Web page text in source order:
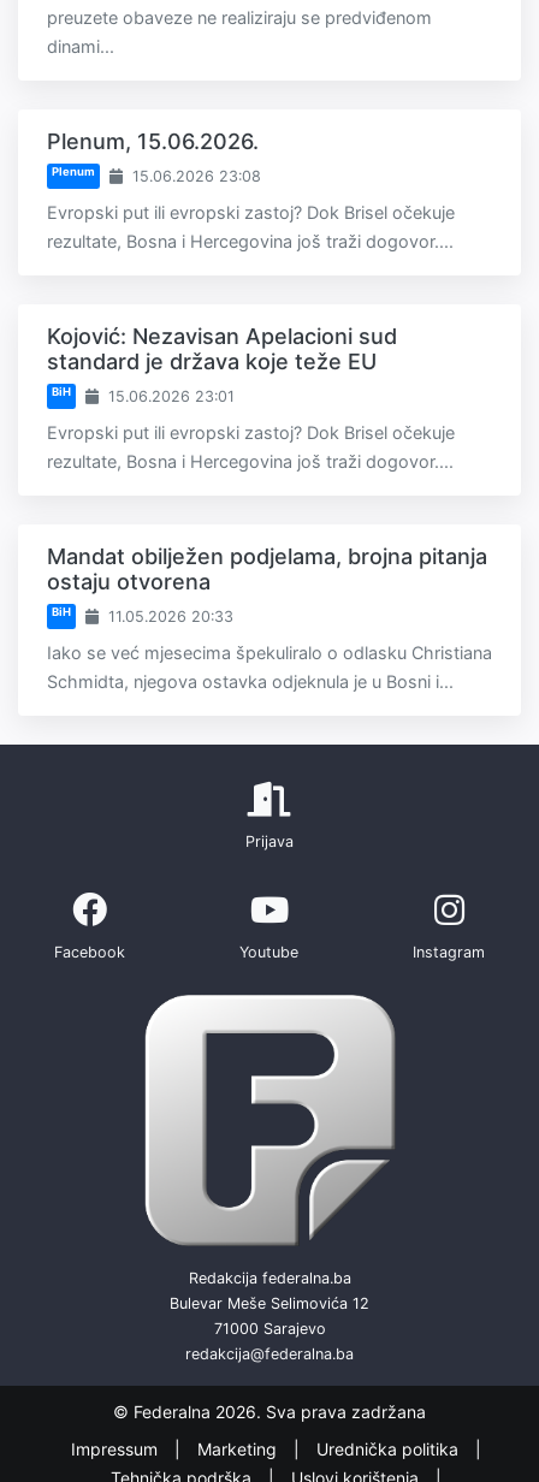
preuzete obaveze ne realiziraju se predviđenom
dinami...
Plenum, 15.06.2026.
Plenum 15.06.2026 23:08
Evropski put ili evropski zastoj? Dok Brisel očekuje
rezultate, Bosna i Hercegovina još traži dogovor....
Kojović: Nezavisan Apelacioni sud
standard je država koje teže EU
BiH 15.06.2026 23:01
Evropski put ili evropski zastoj? Dok Brisel očekuje
rezultate, Bosna i Hercegovina još traži dogovor....
Mandat obilježen podjelama, brojna pitanja
ostaju otvorena
BiH 11.05.2026 20:33
Iako se već mjesecima špekuliralo o odlasku Christiana
Schmidta, njegova ostavka odjeknula je u Bosni i...
Prijava
Facebook Youtube Instagram
Redakcija federalna.ba
Bulevar Meše Selimovića 12
71000 Sarajevo
redakcija@federalna.ba
© Federalna 2026. Sva prava zadržana
Impressum
Marketing
Urednička politika
Tehnička podrška
Uslovi korištenja